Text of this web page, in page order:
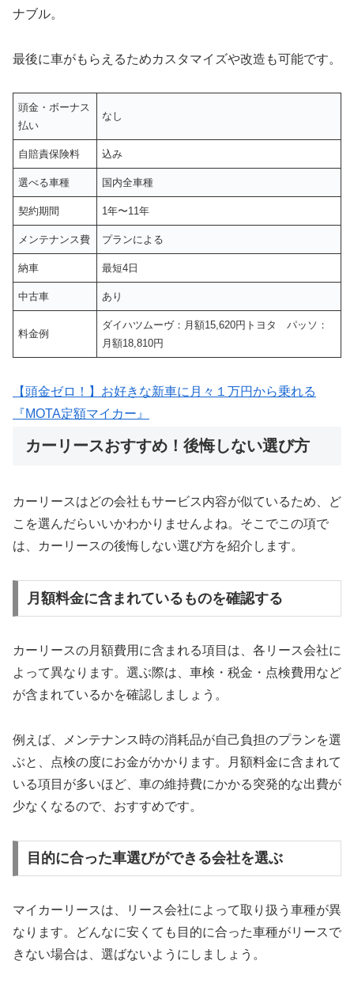
ナブル。
最後に車がもらえるためカスタマイズや改造も可能です。
頭金・ボーナス
払い
なし
自賠責保険料 込み
選べる車種 国内全車種
契約期間 1年〜11年
メンテナンス費 プランによる
納車 最短4日
中古車 あり
料金例
ダイハツムーヴ：月額15,620円トヨタ パッソ：
月額18,810円
【頭金ゼロ！】お好きな新車に月々１万円から乗れる
『MOTA定額マイカー』
カーリースおすすめ！後悔しない選び方
カーリースはどの会社もサービス内容が似ているため、ど
こを選んだらいいかわかりませんよね。そこでこの項で
は、カーリースの後悔しない選び方を紹介します。
月額料金に含まれているものを確認する
カーリースの月額費用に含まれる項目は、各リース会社に
よって異なります。選ぶ際は、車検・税金・点検費用など
が含まれているかを確認しましょう。
例えば、メンテナンス時の消耗品が自己負担のプランを選
ぶと、点検の度にお金がかかります。月額料金に含まれて
いる項目が多いほど、車の維持費にかかる突発的な出費が
少なくなるので、おすすめです。
目的に合った車選びができる会社を選ぶ
マイカーリースは、リース会社によって取り扱う車種が異
なります。どんなに安くても目的に合った車種がリースで
きない場合は、選ばないようにしましょう。